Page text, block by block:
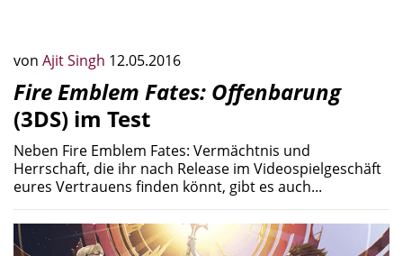
von Ajit Singh 12.05.2016
Fire Emblem Fates: Offenbarung
(3DS) im Test
Neben Fire Emblem Fates: Vermächtnis und
Herrschaft, die ihr nach Release im Videospielgeschäft
eures Vertrauens finden könnt, gibt es auch...